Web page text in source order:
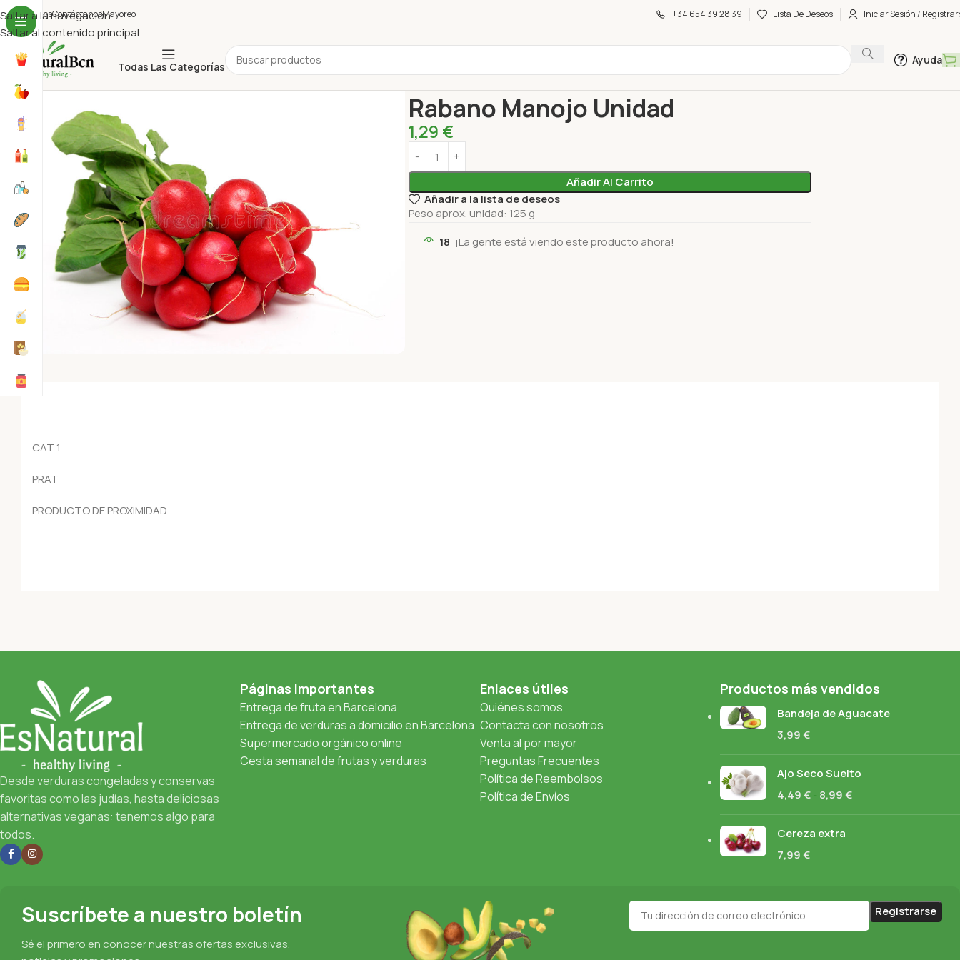
Saltar a la navegación
Saltar al contenido principal
SomosContáctanosMayoreo +34 654 39 28 39 Lista De Deseos Iniciar Sesión /
Todas Las Categorías
Ayuda
Rabano Manojo Unidad
1,29 €
Añadir Al Carrito
Añadir a la lista de deseos
Peso aprox. unidad: 125 g
18 ¡La gente está viendo este producto ahora!
CAT 1
PRAT
PRODUCTO DE PROXIMIDAD
Desde verduras congeladas y conservas
favoritas como las judías, hasta deliciosas
alternativas veganas: tenemos algo para
todos.
Páginas importantes
Entrega de fruta en Barcelona
Entrega de verduras a domicilio en Barcelona
Supermercado orgánico online
Cesta semanal de frutas y verduras
Enlaces útiles
Quiénes somos
Contacta con nosotros
Venta al por mayor
Preguntas Frecuentes
Política de Reembolsos
Política de Envíos
Productos más vendidos
Bandeja de Aguacate
3,99€
Ajo Seco Suelto
4,49€ 8,99€
Cereza extra
7,99€
Suscríbete a nuestro boletín
Sé el primero en conocer nuestras ofertas exclusivas,